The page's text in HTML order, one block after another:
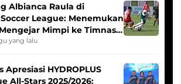
Albianca Raula di
Soccer League: Menemukan
Mimpi ke Timnas
yang lalu
HYDROPLUS
All-Stars 2025/2026: